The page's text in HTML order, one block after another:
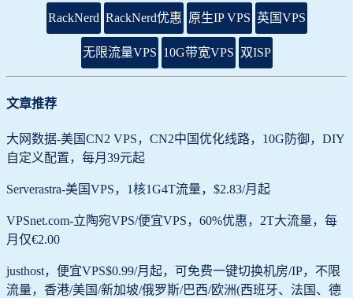
RackNerd RackNerd优惠 原生IP VPS 英国VPS
无限流量VPS 10G带宽VPS 双ISP
文章推荐
大网数据-美国CN2 VPS，CN2中国优化线路，10G防御，DIY
自定义配置，每月39元起
Serverastra-美国VPS，1核1G4T流量，$2.83/月起
VPSnet.com-立陶宛VPS/便宜VPS，60%优惠，2T大流量，每
月仅€2.00
justhost，便宜VPS$0.99/月起，可免费一键切换机房/IP，不限
流量，香港/美国/新加坡/俄罗斯/巴西/欧洲(西班牙、法国、德